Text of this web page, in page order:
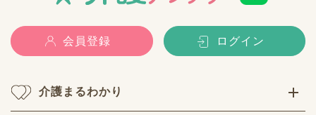
会員登録 ログイン
介護まるわかり